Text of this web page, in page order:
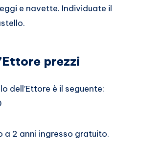
e navette. Individuate il
prezzi
dell’Ettore è il seguente:
a 2 anni ingresso gratuito.